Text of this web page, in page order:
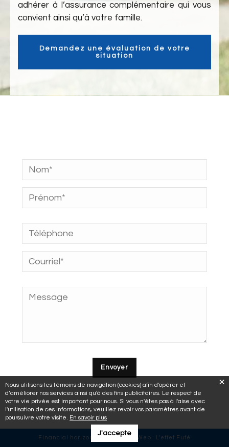
adhérer à l’assurance complémentaire qui vous
convient ainsi qu’à votre famille.
Demandez une évaluation de votre
situation
Financial horizons © 2018 | Site Web : L'effet Futé
Nous utilisons les témoins de navigation (cookies) afin d'opérer et
d’améliorer nos services ainsi qu'à des fins publicitaires. Le respect de
votre vie privée est important pour nous. Si vous n'êtes pas à l'aise avec
l'utilisation de ces informations, veuillez revoir vos paramètres avant de
poursuivre votre visite. En savoir plus
J'accepte